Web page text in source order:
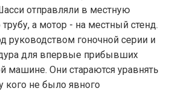
отправляли в местную
а мотор - на местный стенд.
руководством гоночной серии и
для впервые прибывших
машине. Они стараются уравнять
не было явного